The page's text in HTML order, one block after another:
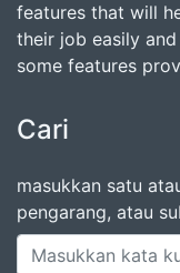
features that will
their job easily
some features
Cari
masukkan satu
pengarang, atau